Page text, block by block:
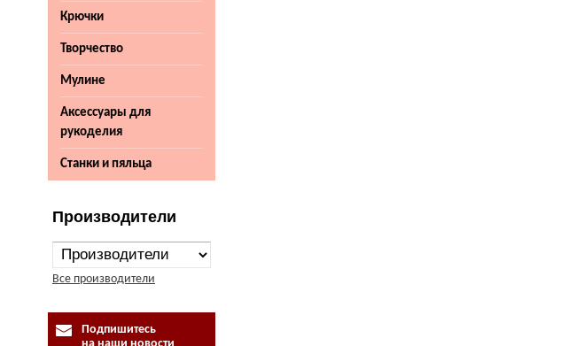
Крючки
Творчество
Мулине
Аксессуары для
рукоделия
Станки и пяльца
Производители
Все производители
Подпишитесь